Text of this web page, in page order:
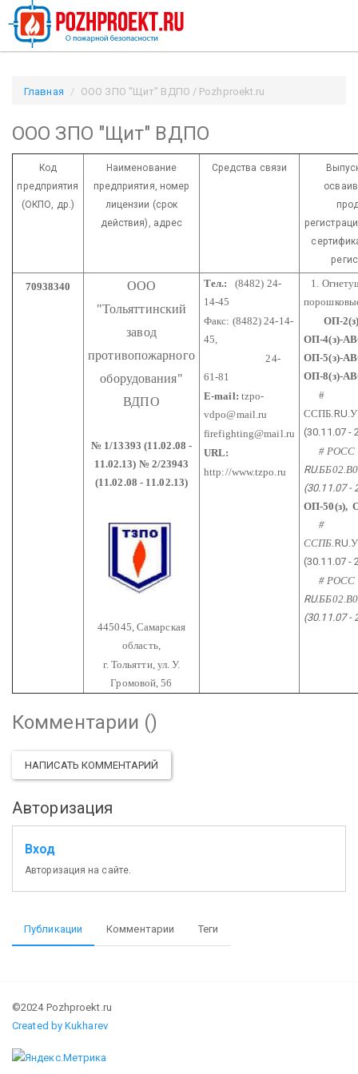
Главная ООО ЗПО "Щит" ВДПО / Pozhproekt.ru
ООО ЗПО "Щит" ВДПО
Код
предприятия
(ОКПО, др.)
Наименование
предприятия, номер
лицензии (срок
действия), адрес
Средства связи
70938340
ООО
"Тольяттинский
завод
противопожарного
оборудования"
ВДПО
№ 1/13393 (11.02.08 -
11.02.13) № 2/23943
(11.02.08 - 11.02.13)
445045, Самарская
область,
г. Тольятти, ул. У.
Громовой, 56
Тел.:
(8482) 24-
14-45
Факс: (8482) 24-14-
45,
24-
61-81
E-mail: tzpo-
vdpo@mail.ru
firefighting@mail.ru
URL:
http://www.tzpo.ru
1.
ОП-
ОП-4(з)-
ОП-5(з)-
ОП-8(з)-
#
ССПБ. RU
(30.11.07 -
# РОСС
RU
(30.11.07 -
ОП-50(з),
#
ССПБ. RU
(30.11.07 -
# РОСС
RU
(30.11.07 -
Комментарии ()
НАПИСАТЬ КОММЕНТАРИЙ
Авторизация
Вход
Авторизация на сайте.
Публикации Комментарии Теги
©2024 Pozhproekt.ru
Created by Kukharev